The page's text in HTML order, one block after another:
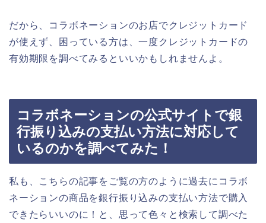
だから、コラボネーションのお店でクレジットカード
が使えず、困っている方は、一度クレジットカードの
有効期限を調べてみるといいかもしれませんよ。
コラボネーションの公式サイトで銀
行振り込みの支払い方法に対応して
いるのかを調べてみた！
私も、こちらの記事をご覧の方のように過去にコラボ
ネーションの商品を銀行振り込みの支払い方法で購入
できたらいいのに！と、思って色々と検索して調べた